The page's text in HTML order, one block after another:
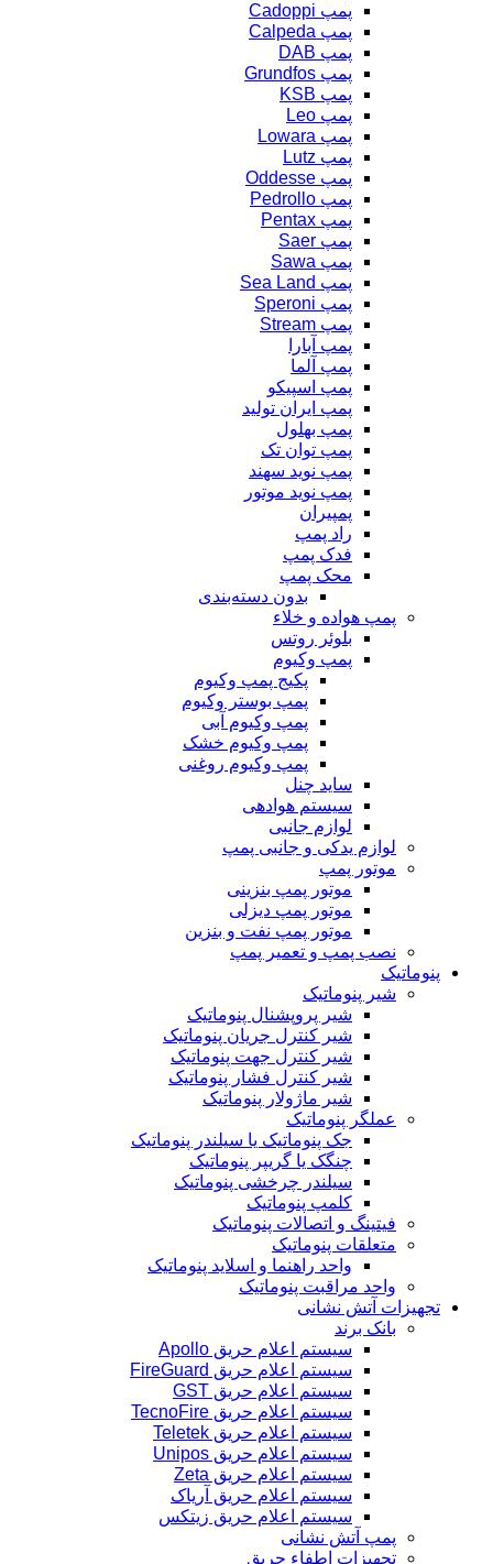
پمپ Cadoppi
پمپ Calpeda
پمپ DAB
پمپ Grundfos
پمپ KSB
پمپ Leo
پمپ Lowara
پمپ Lutz
پمپ Oddesse
پمپ Pedrollo
پمپ Pentax
پمپ Saer
پمپ Sawa
پمپ Sea Land
پمپ Speroni
پمپ Stream
پمپ آبارا
پمپ آلما
پمپ اسپیکو
پمپ ایران تولید
پمپ بهلول
پمپ توان تک
پمپ نوید سهند
پمپ نوید موتور
پمپیران
راد پمپ
فدک پمپ
محک پمپ
بدون دسته‌بندی
پمپ هواده و خلاء
بلوئر روتس
پمپ وکیوم
پکیج پمپ وکیوم
پمپ بوستر وکیوم
پمپ وکیوم آبی
پمپ وکیوم خشک
پمپ وکیوم روغنی
ساید چنل
سیستم هوادهی
لوازم جانبی
لوازم یدکی و جانبی پمپ
موتور پمپ
موتور پمپ بنزینی
موتور پمپ دیزلی
موتور پمپ نفت و بنزین
نصب پمپ و تعمیر پمپ
پنوماتیک
شیر پنوماتیک
شیر پروپشنال پنوماتیک
شیر کنترل جریان پنوماتیک
شیر کنترل جهت پنوماتیک
شیر کنترل فشار پنوماتیک
شیر ماژولار پنوماتیک
عملگر پنوماتیک
جک پنوماتیک یا سیلندر پنوماتیک
چنگک یا گریپر پنوماتیک
سیلندر چرخشی پنوماتیک
کلمپ پنوماتیک
فیتینگ و اتصالات پنوماتیک
متعلقات پنوماتیک
واحد راهنما و اسلاید پنوماتیک
واحد مراقبت پنوماتیک
تجهیزات آتش نشانی
بانک برند
سیستم اعلام حریق Apollo
سیستم اعلام حریق FireGuard
سیستم اعلام حریق GST
سیستم اعلام حریق TecnoFire
سیستم اعلام حریق Teletek
سیستم اعلام حریق Unipos
سیستم اعلام حریق Zeta
سیستم اعلام حریق آریاک
سیستم اعلام حریق زیتکس
پمپ آتش نشانی
تجهیزات اطفاء حریق